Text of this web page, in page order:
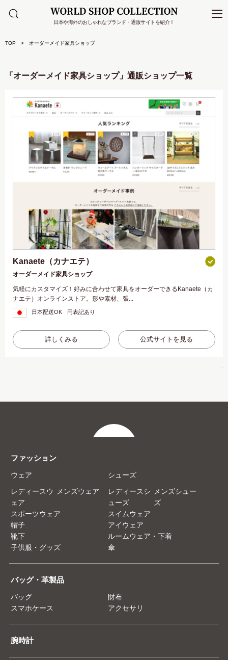
日本や海外のおしゃれなブランド・通販サイトを紹介！
TOP オーダーメイド家具ショップ
「オーダーメイド家具ショップ」通販ショップ一覧
Kanaete（カナエテ）
オーダーメイド家具ショップ
気軽にカスタマイズ！好みに合わせて家具をオーダーできるKanaete（カ
ナエテ）オンラインストア。形や素材、張...
日本配送OK 円表記あり
詳しくみる 公式サイトを見る
ファッション
ウェア
レディースウ
ェア
メンズウェア
シューズ
レディースシ
ューズ
メンズシュー
ズ
スポーツウェア
スイムウェア
帽子
アイウェア
靴下
ルームウェア・下着
子供服・グッズ
傘
バッグ・革製品
バッグ
財布
スマホケース
アクセサリ
腕時計